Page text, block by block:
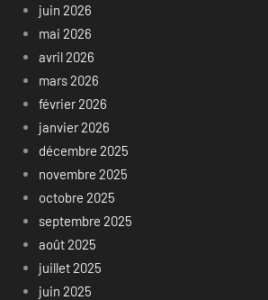
juin 2026
mai 2026
avril 2026
mars 2026
février 2026
janvier 2026
décembre 2025
novembre 2025
octobre 2025
septembre 2025
août 2025
juillet 2025
juin 2025